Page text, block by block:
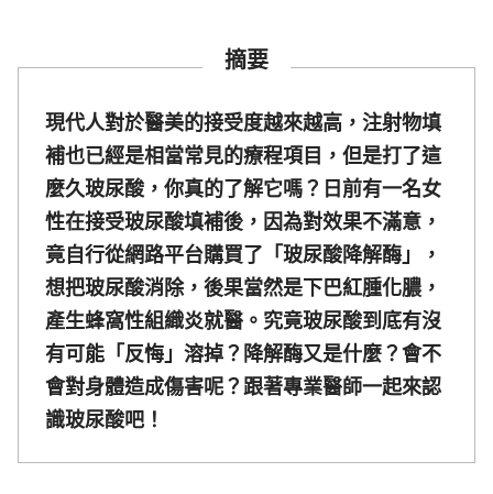
摘要
現代人對於醫美的接受度越來越高，注射物填
補也已經是相當常見的療程項目，但是打了這
麼久玻尿酸，你真的了解它嗎？日前有一名女
性在接受玻尿酸填補後，因為對效果不滿意，
竟自行從網路平台購買了「玻尿酸降解酶」，
想把玻尿酸消除，後果當然是下巴紅腫化膿，
產生蜂窩性組織炎就醫。究竟玻尿酸到底有沒
有可能「反悔」溶掉？降解酶又是什麼？會不
會對身體造成傷害呢？跟著專業醫師一起來認
識玻尿酸吧！